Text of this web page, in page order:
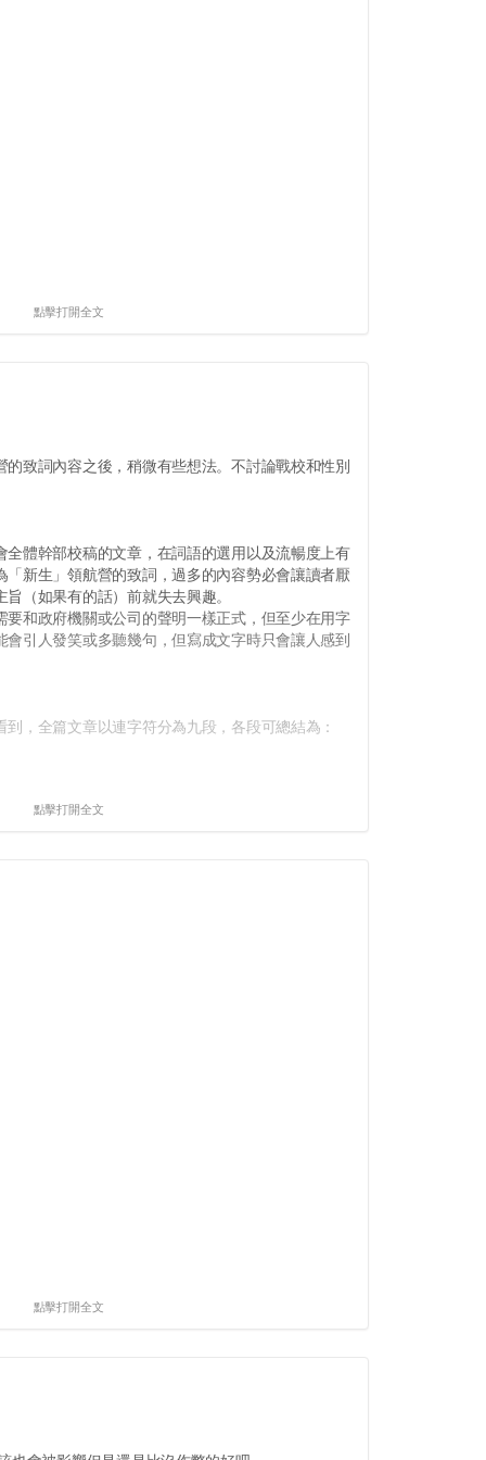
點擊打開全文
致詞內容之後，稍微有些想法。不討論戰校和性別
體幹部校稿的文章，在詞語的選用以及流暢度上有
新生」領航營的致詞，過多的內容勢必會讓讀者厭
（如果有的話）前就失去興趣。
和政府機關或公司的聲明一樣正式，但至少在用字
會引人發笑或多聽幾句，但寫成文字時只會讓人感到
全篇文章以連字符分為九段，各段可總結為：
點擊打開全文
點擊打開全文